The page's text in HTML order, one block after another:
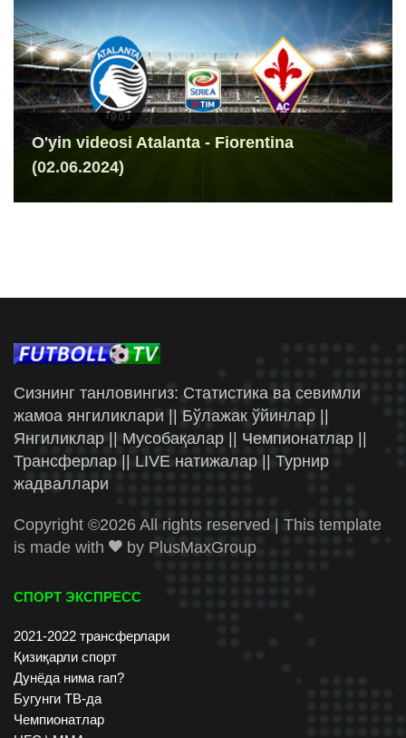
O'yin videosi Atalanta - Fiorentina
(02.06.2024)
Сизнинг танловингиз: Статистика ва севимли
жамоа янгиликлари || Бўлажак ўйинлар ||
Янгиликлар || Мусобақалар || Чемпионатлар ||
Трансферлар || LIVE натижалар || Турнир
жадваллари
Copyright ©2026 All rights reserved | This template
is made with
by PlusMaxGroup
СПОРТ ЭКСПРЕСС
2021-2022 трансферлари
Қизиқарли спорт
Дунёда нима гап?
Бугунги ТВ-да
Чемпионатлар